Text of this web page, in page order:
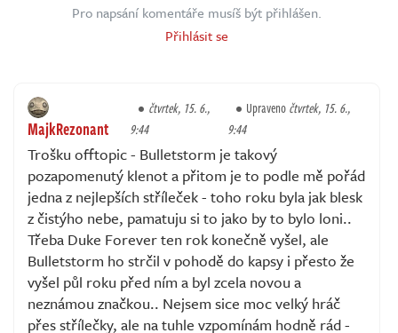
Pro napsání komentáře musíš být přihlášen.
Přihlásit se
MajkRezonant
čtvrtek, 15. 6.,
9:44
Upravenočtvrtek, 15. 6.,
9:44
Trošku offtopic - Bulletstorm je takový
pozapomenutý klenot a přitom je to podle mě pořád
jedna z nejlepších stříleček - toho roku byla jak blesk
z čistýho nebe, pamatuju si to jako by to bylo loni..
Třeba Duke Forever ten rok konečně vyšel, ale
Bulletstorm ho strčil v pohodě do kapsy i přesto že
vyšel půl roku před ním a byl zcela novou a
neznámou značkou.. Nejsem sice moc velký hráč
přes střílečky, ale na tuhle vzpomínám hodně rád -